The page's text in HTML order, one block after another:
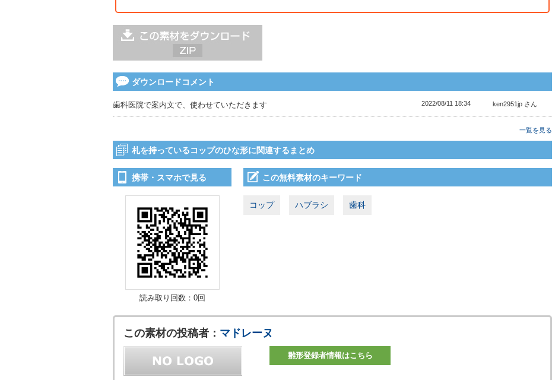
ダウンロードコメント
歯科医院で案内文で、使わせていただきます 2022/08/11 18:34 ken2951jp さん
一覧を見る
札を持っているコップのひな形に関連するまとめ
携帯・スマホで見る
読み取り回数：0回
この無料素材のキーワード
コップ ハブラシ 歯科
この素材の投稿者： マドレーヌ
雛形登録者情報はこちら